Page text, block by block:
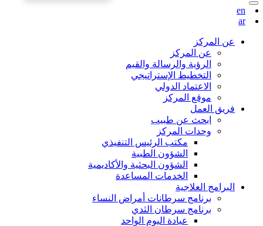
en
ar
عن المركز
عن المركز
الرؤية والرسالة والقيم
التخطيط الإستراتيجي
الاعتماد الدولي
موقع المركز
فريق العمل
ابحث عن طبيب
وحدات المركز
مكتب الرئيس التنفيذي
الشؤون الطبية
الشؤون البحثية والأكاديمية
الخدمات المساعدة
البرامج العلاجية
برنامج سرطانات أمراض النساء
برنامج سرطان الثدي
عيادة اليوم الواحد